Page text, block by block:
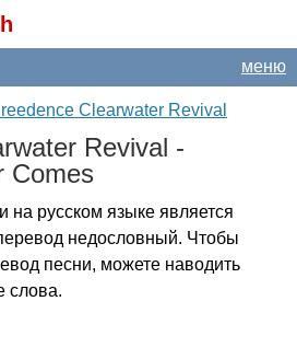
меню
Clearwater Revival
Revival -
Comes
русском языке является
недословный. Чтобы
песни, можете наводить
слова.